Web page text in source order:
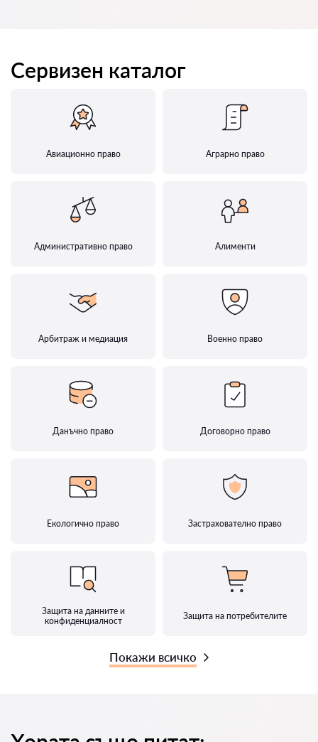
Сервизен каталог
Авиационно право Аграрно право
Административно право Алименти
Арбитраж и медиация Военно право
Данъчно право Договорно право
Екологично право Застрахователно право
Защита на данните и
конфиденциалност
Защита на потребителите
Покажи всичко